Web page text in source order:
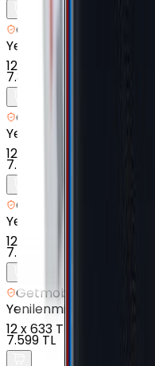
Getmobil Güvencesi
Yenilenmiş
Samsung
12
7.399 TL
Getmobil Güvencesi
Yenilenmiş
Samsung
12
7.500 TL
Getmobil Güvencesi
Yenilenmiş
Samsung
12
7.548 TL
Getmobil Güvencesi
Yenilenmiş
Samsung
12x633 TL
7.599 TL